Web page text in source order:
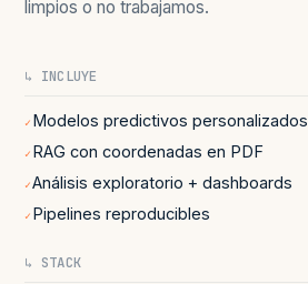
limpios o no trabajamos.
↳ INCLUYE
✓ Modelos predictivos personalizados
✓ RAG con coordenadas en PDF
✓Análisis exploratorio + dashboards
✓ Pipelines reproducibles
↳ STACK